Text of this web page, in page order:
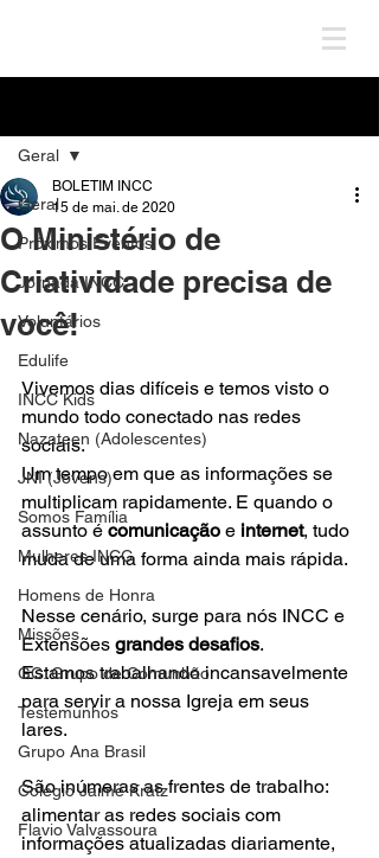
Geral
Próximos Eventos
Jornada INCC
Voluntários
Edulife
INCC Kids
Nazateen (Adolescentes)
JNI (Jovens)
Somos Família
Mulheres INCC
Homens de Honra
Missões
GC: Grupo de Comunhão
Testemunhos
Grupo Ana Brasil
Colégio Jaime Kratz
Flavio Valvassoura
Geral
O Ministério de
Criatividade precisa de
você!
BOLETIM INCC
15 de mai. de 2020
Vivemos dias difíceis e temos visto o
mundo todo conectado nas redes
sociais.
Um tempo em que as informações se
multiplicam rapidamente. E quando o
assunto é comunicação e internet, tudo
muda de uma forma ainda mais rápida.
Nesse cenário, surge para nós INCC e
Extensões grandes desafios.
Estamos trabalhando incansavelmente
para servir a nossa Igreja em seus
lares.
São inúmeras as frentes de trabalho:
alimentar as redes sociais com
informações atualizadas diariamente,